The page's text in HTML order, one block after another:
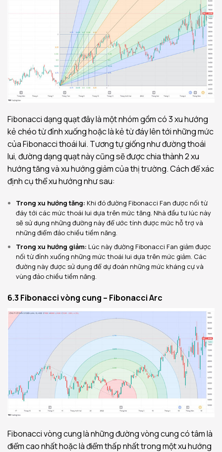
Fibonacci dạng quạt đây là một nhóm gồm có 3 xu hướng
kẻ chéo từ đỉnh xuống hoặc là kẻ từ đáy lên tới những mức
của Fibonacci thoái lui. Tương tự giống như đường thoái
lui, đường dạng quạt này cũng sẽ được chia thành 2 xu
hướng tăng và xu hướng giảm của thị trường. Cách để xác
định cụ thể xu hướng như sau:
Trong xu hướng tăng: Khi đó đường Fibonacci Fan được nối từ
đáy tới các mức thoái lui dựa trên mức tăng. Nhà đầu tư lúc này
sẽ sử dụng những đường này để ước tính được mức hỗ trợ và
những điểm đảo chiều tiềm năng.
Trong xu hướng giảm: Lúc này đường Fibonacci Fan giảm được
nối từ đỉnh xuống những mức thoái lui dựa trên mức giảm. Các
đường này được sử dụng để dự đoán những mức kháng cự và
vùng đảo chiều tiềm năng.
6.3 Fibonacci vòng cung – Fibonacci Arc
Fibonacci vòng cung là những đường vòng cung có tâm là
điểm cao nhất hoặc là điểm thấp nhất trong một xu hướng